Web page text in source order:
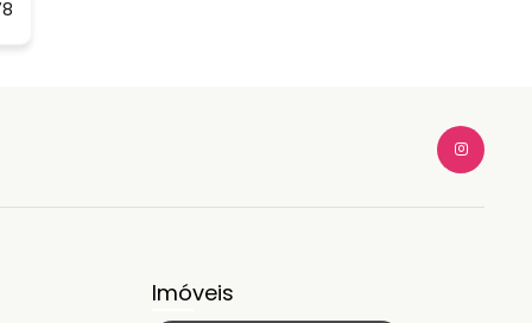
Imóveis